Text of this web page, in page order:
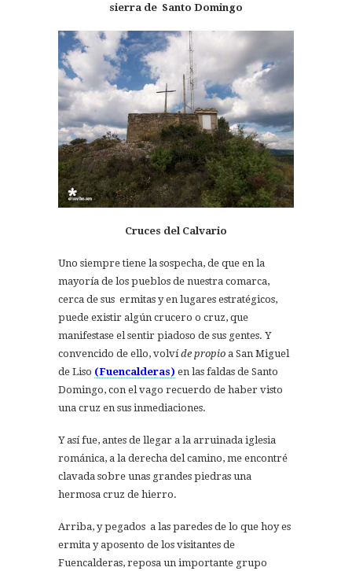
sierra de Santo Domingo
Cruces del Calvario
Uno siempre tiene la sospecha, de que en la
mayoría de los pueblos de nuestra comarca,
cerca de sus ermitas y en lugares estratégicos,
puede existir algún crucero o cruz, que
manifestase el sentir piadoso de sus gentes. Y
convencido de ello, volvíde propio a San Miguel
de Liso (Fuencalderas) en las faldas de Santo
Domingo, con el vago recuerdo de haber visto
una cruz en sus inmediaciones.
Y así fue, antes de llegar a la arruinada iglesia
románica, a la derecha del camino, me encontré
clavada sobre unas grandes piedras una
hermosa cruz de hierro.
Arriba, y pegados a las paredes de lo que hoy es
ermita y aposento de los visitantes de
Fuencalderas, reposa un importante grupo